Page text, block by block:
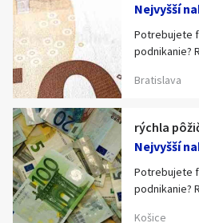
Nejvyšší
Potrebujete
podnikanie?
Odpovedzte
Email:
Bratislava
rýchla
Nejvyšší
Potrebujete
podnikanie?
Košice